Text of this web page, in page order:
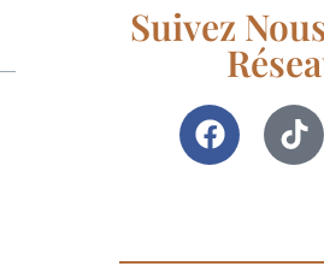
Suivez